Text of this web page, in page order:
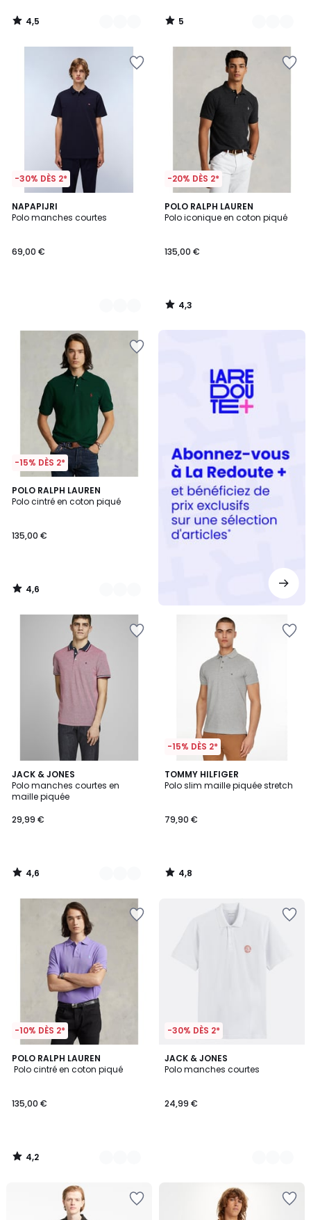
4,5
/
5
/
-30% DÈS 2*
NAPAPIJRI
Polo manches courtes
69,00 €
3
Couleurs
-20% DÈS 2*
POLO RALPH LAUREN
Polo iconique en coton piqué
135,00 €
4,3
/ 5
4,3
/
-15% DÈS 2*
POLO RALPH LAUREN
Polo cintré en coton piqué
135,00 €
4,6
/ 5
2
Couleurs
4,6
/
JACK & JONES
Polo manches courtes en
maille piquée
29,99 €
4,6
/ 5
2
Couleurs
4,6
/
-15% DÈS 2*
TOMMY HILFIGER
Polo slim maille piquée stretch
79,90 €
4,8
/ 5
4,8
/
-10% DÈS 2*
POLO RALPH LAUREN
Polo cintré en coton piqué
135,00 €
4,2
/ 5
5
Couleurs
4,2
/
-30% DÈS 2*
JACK & JONES
Polo manches courtes
24,99 €
3
Couleurs